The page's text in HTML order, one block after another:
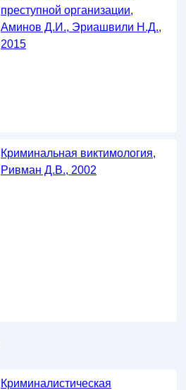
преступной организации,
Аминов Д.И., Эриашвили Н.Д.,
2015
Криминальная виктимология,
Ривман Д.В., 2002
Криминалистическая